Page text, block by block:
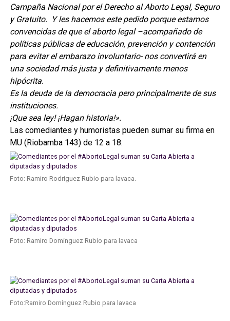
Campaña Nacional por el Derecho al Aborto Legal, Seguro
y Gratuito. Y les hacemos este pedido porque estamos
convencidas de que el aborto legal –acompañado de
políticas públicas de educación, prevención y contención
para evitar el embarazo involuntario- nos convertirá en
una sociedad más justa y definitivamente menos
hipócrita.
Es la deuda de la democracia pero principalmente de sus
instituciones.
¡Que sea ley! ¡Hagan historia!».
Las comediantes y humoristas pueden sumar su firma en
MU (Riobamba 143) de 12 a 18.
Foto: Ramiro Rodriguez Rubio para lavaca.
Foto: Ramiro Domínguez Rubio para lavaca
Foto:Ramiro Domínguez Rubio para lavaca